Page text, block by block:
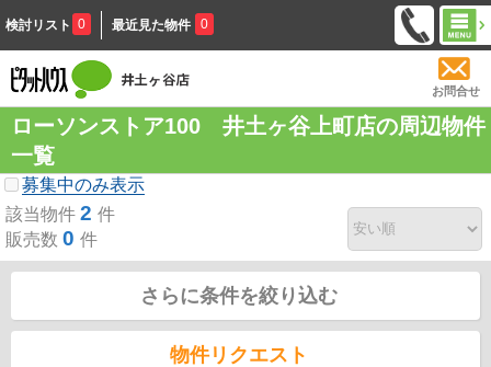
検討リスト 0 最近見た物件 0
お問合せ
ローソンストア100 井土ヶ谷上町店の周辺物件
一覧
募集中のみ表示
該当物件 2 件
販売数 0 件
さらに条件を絞り込む
物件リクエスト